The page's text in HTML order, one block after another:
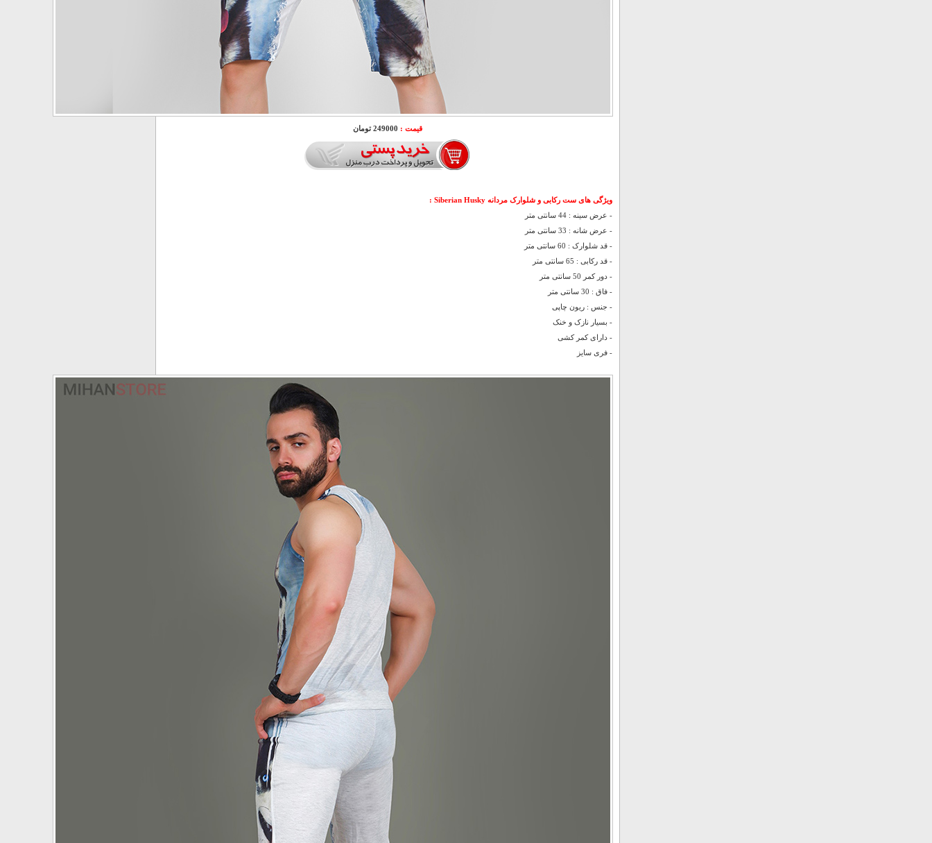
قیمت : 249000 تومان
ویژگی های ست رکابی و شلوارک مردانه Siberian Husky
:
- عرض سینه : 44 سانتی متر
- عرض شانه : 33 سانتی متر
- قد شلوارک : 60 سانتی متر
- قد رکابی : 65 سانتی متر
- دور کمر 50 سانتی متر
- فاق : 30 سانتی متر
- جنس : ریون چاپی
- بسیار نازک و خنک
- دارای کمر کشی
- فری سایز